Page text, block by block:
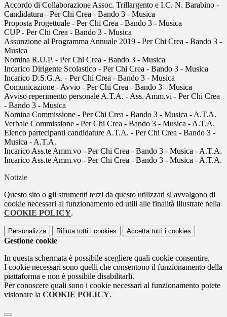
Accordo di Collaborazione Assoc. Trillargento e I.C. N. Barabino -
Candidatura - Per Chi Crea - Bando 3 - Musica
Proposta Progettuale - Per Chi Crea - Bando 3 - Musica
CUP - Per Chi Crea - Bando 3 - Musica
Assunzione al Programma Annuale 2019 - Per Chi Crea - Bando 3 -
Musica
Nomina R.U.P. - Per Chi Crea - Bando 3 - Musica
Incarico Dirigente Scolastico - Per Chi Crea - Bando 3 - Musica
Incarico D.S.G.A. - Per Chi Crea - Bando 3 - Musica
Comunicazione - Avvio - Per Chi Crea - Bando 3 - Musica
Avviso reperimento personale A.T.A. - Ass. Amm.vi - Per Chi Crea
- Bando 3 - Musica
Nomina Commissione - Per Chi Crea - Bando 3 - Musica - A.T.A.
Verbale Commissione - Per Chi Crea - Bando 3 - Musica - A.T.A.
Elenco partecipanti candidature A.T.A. - Per Chi Crea - Bando 3 -
Musica - A.T.A.
Incarico Ass.te Amm.vo - Per Chi Crea - Bando 3 - Musica - A.T.A.
Incarico Ass.te Amm.vo - Per Chi Crea - Bando 3 - Musica - A.T.A.
Notizie
Questo sito o gli strumenti terzi da questo utilizzati si avvalgono di
cookie necessari al funzionamento ed utili alle finalità illustrate nella
COOKIE POLICY.
Personalizza Rifiuta tutti i cookies Accetta tutti i cookies
Gestione cookie
In questa schermata è possibile scegliere quali cookie consentire.
I cookie necessari sono quelli che consentono il funzionamento della
piattaforma e non è possibile disabilitarli.
Per conoscere quali sono i cookie necessari al funzionamento potete
visionare la COOKIE POLICY.